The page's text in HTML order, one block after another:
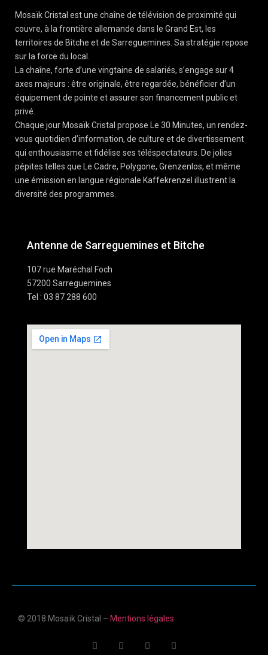
Mosaïk Cristal est une chaîne de télévision de proximité qui
couvre, à la frontière allemande dans le Grand Est, les
territoires de Bitche et de Sarreguemines. Sa stratégie repose
sur la force du local.
La chaîne, forte d’une vingtaine de salariés, s’engage sur 4
axes majeurs : être originale, être regardée, bénéficier d’un
équipement de pointe et assurer son financement public et
privé.
Chaque jour Mosaïk Cristal propose Le 30 Minutes, un rendez-
vous quotidien d’information, de culture et de divertissement
qui enthousiasme et fidélise ses téléspectateurs. De jolies
pépites telles que Le Cadre, Polygone, Grenzenlos, et même
une émission en langue régionale Kaffekrenzel illustrent la
diversité des programmes.
Antenne de Sarreguemines et Bitche
107 rue Maréchal Foch
57200 Sarreguemines
Tel : 03 87 288 600
© 2018 Mosaïk Cristal – Mentions légales